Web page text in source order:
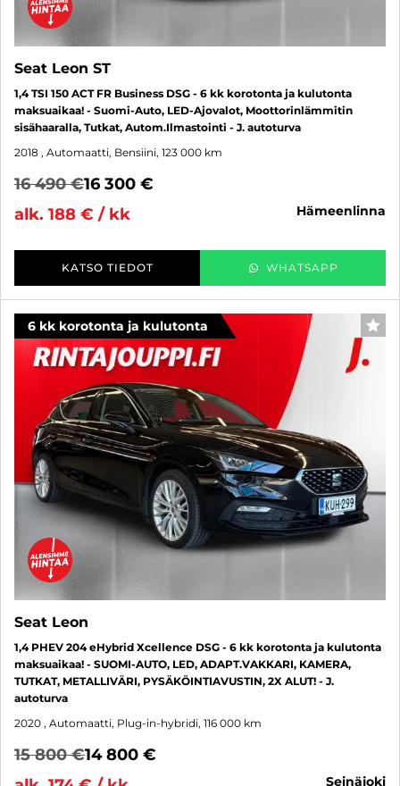
Seat Leon ST
1,4 TSI 150 ACT FR Business DSG - 6 kk korotonta ja kulutonta
maksuaikaa! - Suomi-Auto, LED-Ajovalot, Moottorinlämmitin
sisähaaralla, Tutkat, Autom.Ilmastointi - J. autoturva
2018 , Automaatti, Bensiini, 123 000 km
16 490 €16 300 €
alk. 188 € / kk
hämeenlinna
KATSO TIEDOT WHATSAPP
6 kk korotonta ja kulutonta
Seat Leon
1,4 PHEV 204 eHybrid Xcellence DSG - 6 kk korotonta ja kulutonta
maksuaikaa! - SUOMI-AUTO, LED, ADAPT.VAKKARI, KAMERA,
TUTKAT, METALLIVÄRI, PYSÄKÖINTIAVUSTIN, 2X ALUT! - J.
autoturva
2020 , Automaatti, Plug-in-hybridi, 116 000 km
15 800 €14 800 €
seinäjoki